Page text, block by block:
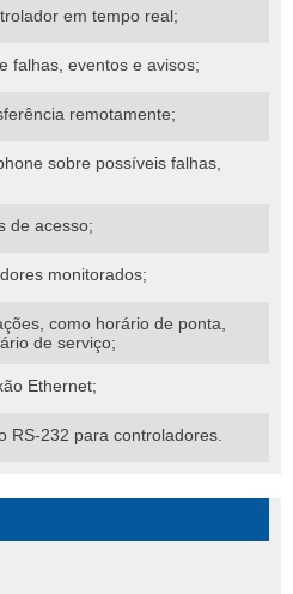
em tempo real;
falhas, eventos e avisos;
remotamente;
sobre possíveis falhas,
de acesso;
monitorados;
como horário de ponta,
de serviço;
Ethernet;
RS-232 para controladores.